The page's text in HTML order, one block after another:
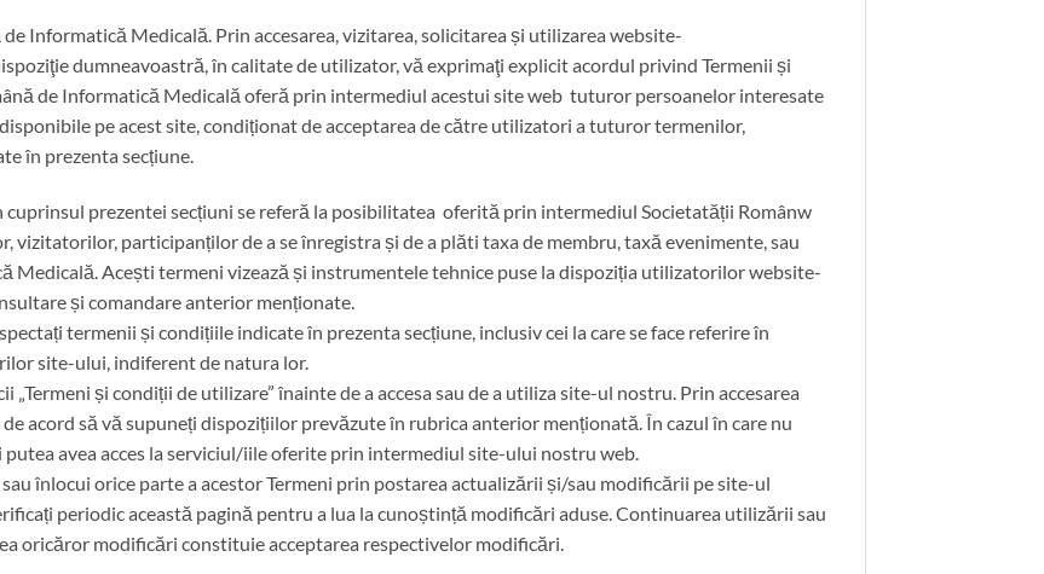
Informatică Medicală. Prin accesarea, vizitarea, solicitarea și utilizarea website-
dumneavoastră, în calitate de utilizator, vă exprimaţi explicit acordul privind Termenii și
de Informatică Medicală oferă prin intermediul acestui site web tuturor persoanelor interesate
pe acest site, condiționat de acceptarea de către utilizatori a tuturor termenilor,
în prezenta secțiune.
cuprinsul prezentei secțiuni se referă la posibilitatea oferită prin intermediul Societatății Românw
vizitatorilor, participanților de a se înregistra și de a plăti taxa de membru, taxă evenimente, sau
Medicală. Acești termeni vizează și instrumentele tehnice puse la dispoziția utilizatorilor website-
și comandare anterior menționate.
termenii și condițiile indicate în prezenta secțiune, inclusiv cei la care se face referire în
site-ului, indiferent de natura lor.
și condiții de utilizare” înainte de a accesa sau de a utiliza site-ul nostru. Prin accesarea
acord să vă supuneți dispozițiilor prevăzute în rubrica anterior menționată. În cazul în care nu
avea acces la serviciul/iile oferite prin intermediul site-ului nostru web.
înlocui orice parte a acestor Termeni prin postarea actualizării și/sau modificării pe site-ul
periodic această pagină pentru a lua la cunoștință modificări aduse. Continuarea utilizării sau
oricăror modificări constituie acceptarea respectivelor modificări.